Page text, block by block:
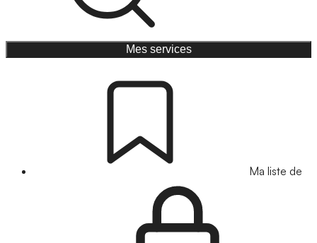
Mes services
Ma liste de